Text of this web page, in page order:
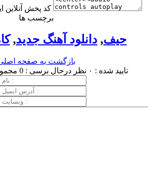
کد پخش آنلاین
برچسب ها
حیف, دانلود آهنگ جدید,
بازگشت به صفحه
تایید شده : ۰ نظر
درحال برسی : 0 مجموع